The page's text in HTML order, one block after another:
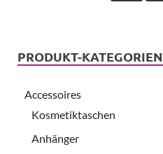
PRODUKT-KATEGORIEN
Accessoires
Kosmetiktaschen
Anhänger